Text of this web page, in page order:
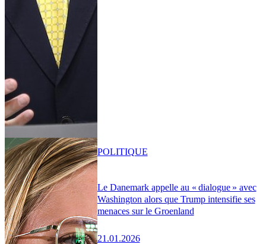
Le Danemark appelle au « dialogue » avec
Washington alors que Trump intensifie ses
menaces sur le Groenland
21.01.2026
POLITIQUE